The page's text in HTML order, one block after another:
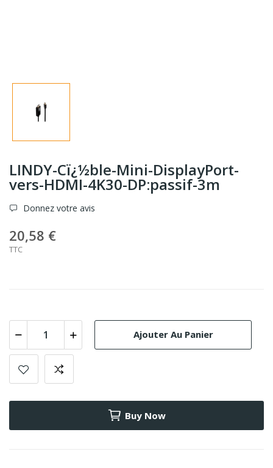
LINDY-Cï¿½ble-Mini-DisplayPort-
vers-HDMI-4K30-DP:passif-3m
Donnez votre avis
20,58 €
TTC
Ajouter Au Panier
Buy Now